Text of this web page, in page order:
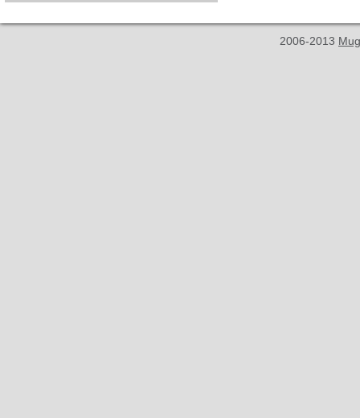
2006-2013